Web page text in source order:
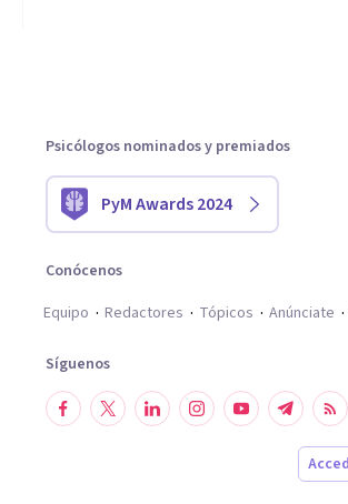
Psicólogos nominados y premiados
PyM Awards 2024
Conócenos
Equipo
Redactores Tópicos Anúnciate
Síguenos